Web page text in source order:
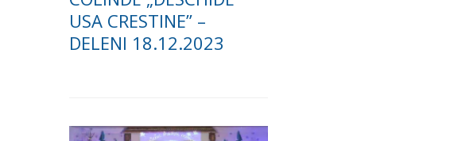
USA CRESTINE” –
DELENI 18.12.2023